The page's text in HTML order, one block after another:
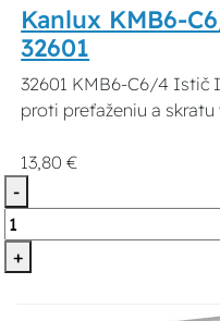
Kanlux KMB6-
32601
32601 KMB6-C6/4 Istič
proti preťaženiu a
13,80 €
-
+